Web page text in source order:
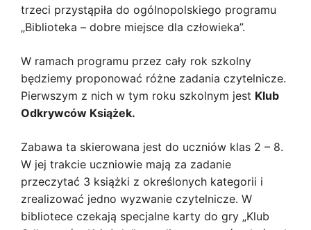
trzeci przystąpiła do ogólnopolskiego programu
„Biblioteka – dobre miejsce dla człowieka”.
W ramach programu przez cały rok szkolny
będziemy proponować różne zadania czytelnicze.
Pierwszym z nich w tym roku szkolnym jest Klub
Odkrywców Książek.
Zabawa ta skierowana jest do uczniów klas 2 – 8.
W jej trakcie uczniowie mają za zadanie
przeczytać 3 książki z określonych kategorii i
zrealizować jedno wyzwanie czytelnicze. W
bibliotece czekają specjalne karty do gry „Klub